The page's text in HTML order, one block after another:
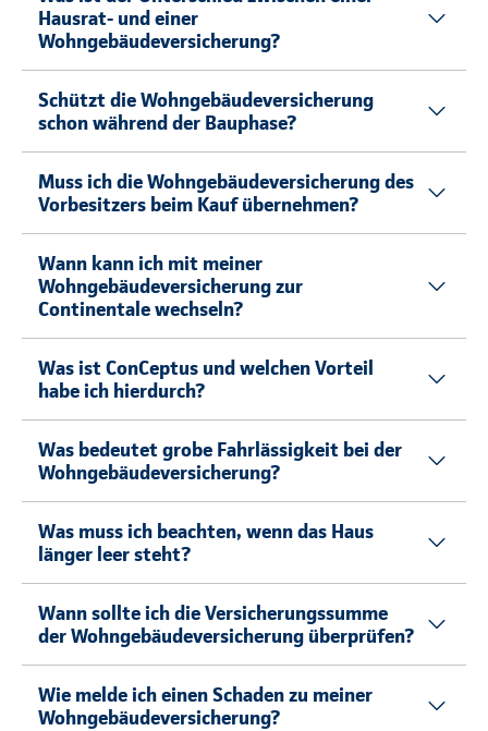
Hausrat- und einer
Wohngebäudeversicherung?
Schützt die Wohngebäudeversicherung
schon während der Bauphase?
Muss ich die Wohngebäudeversicherung des
Vorbesitzers beim Kauf übernehmen?
Wann kann ich mit meiner
Wohngebäudeversicherung zur
Continentale wechseln?
Was ist ConCeptus und welchen Vorteil
habe ich hierdurch?
Was bedeutet grobe Fahrlässigkeit bei der
Wohngebäudeversicherung?
Was muss ich beachten, wenn das Haus
länger leer steht?
Wann sollte ich die Versicherungssumme
der Wohngebäudeversicherung überprüfen?
Wie melde ich einen Schaden zu meiner
Wohngebäudeversicherung?